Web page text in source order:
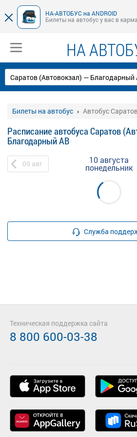
НА-АВТОБУС на ANDROID
Билеты на автобус у вас в
НА
Билеты на автобус Автобус
Расписание автобуса Саратов
Благодарный АВ
09 авг 10 августа
понедельник
Служба
Техническая поддержка сайта
8 800 600-03-38